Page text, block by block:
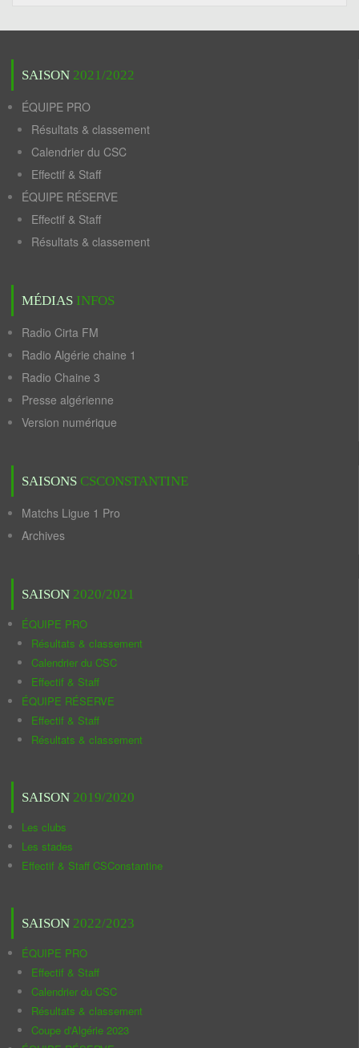
SAISON 2021/2022
ÉQUIPE PRO
Résultats & classement
Calendrier du CSC
Effectif & Staff
ÉQUIPE RÉSERVE
Effectif & Staff
Résultats & classement
MÉDIAS INFOS
Radio Cirta FM
Radio Algérie chaine 1
Radio Chaine 3
Presse algérienne
Version numérique
SAISONS CSCONSTANTINE
Matchs Ligue 1 Pro
Archives
SAISON 2020/2021
ÉQUIPE PRO
Résultats & classement
Calendrier du CSC
Effectif & Staff
ÉQUIPE RÉSERVE
Effectif & Staff
Résultats & classement
SAISON 2019/2020
Les clubs
Les stades
Effectif & Staff CSConstantine
SAISON 2022/2023
ÉQUIPE PRO
Effectif & Staff
Calendrier du CSC
Résultats & classement
Coupe d'Algérie 2023